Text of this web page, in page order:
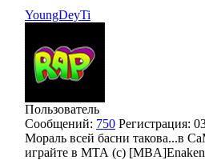
YoungDeyTi
Пользователь
Сообщений: 750 Регистрация:
Мораль всей басни такова...в
играйте в МТА (с) [MBA]Enaken